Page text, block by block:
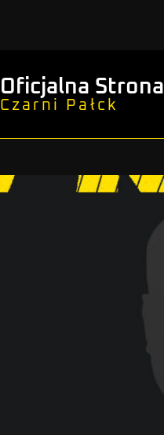
Oficjalna Strona
Czarni Pałck